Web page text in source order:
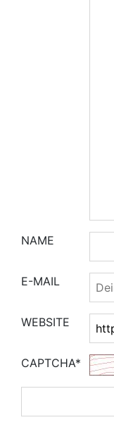
NAME
E-MAIL
WEBSITE
CAPTCHA*